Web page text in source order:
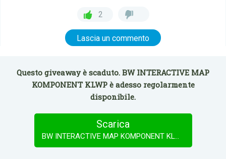
2
Lascia un commento
Questo giveaway è scaduto. BW INTERACTIVE MAP
KOMPONENT KLWP è adesso regolarmente
disponibile.
Scarica
BW INTERACTIVE MAP KOMPONENT KLWP